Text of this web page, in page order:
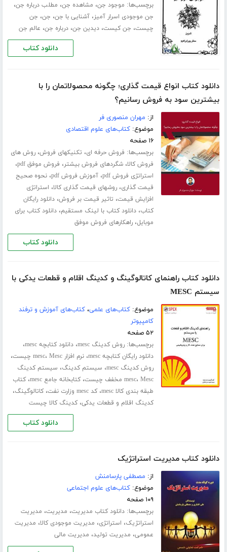
برچسب‌ها: موجود جن، مشاهده جن، مطلب درباره جن،
جن موجودی اسرار آمیز،آشنایی با جن، جن، جن
چیست، جن کیست،دیدین جن،درباره جن، عالم جن
دانلود کتاب
دانلود کتاب انواع قیمت گذاری؛ چگونه محصولاتمان را با
بیشترین سود به فروش رسانیم؟
از: مهران منصوری فر
موضوع:کتاب‌های علوم اقتصادی
۱۶ صفحه
برچسب‌ها: فروش حرفه ای، تکنیکهای فروش،روش های
فروش کالا،شگردهای فروش بیشتر، فروش موفق pdf ،
استراتژی فروش pdf ،آموزش فروش pdf ،نحوه صحیح
قیمت گذاری،روشهای قیمت گذاری کالا، استراتژی
افزایش قیمت، تاثیر قیمت بر فروش،دانلود رایگان
کتاب،دانلود کتاب با لینک مستقیم،دانلود کتاب برای
موبایل،راهکارهای فروش موفق
دانلود کتاب
دانلود کتاب راهنمای کاتالوگینگ و کدینگ اقلام و قطعات یدکی با
سیستم MESC
موضوع:کتاب‌های علمی،کتاب‌های آموزش و ترفند
کامپیوتر
۵۲ صفحه
برچسب‌ها:روش کدینگ mesc ،دانلود کتابچه mesc ،
دانلود رایگان کتابچه mesc ،نرم افزار mesc ، Mesc چیست ،
روش کدینگ mesc ، سیستم کدینگ، سیستم کدینگ
mesc، Mesc مخفف چیست ،کتابخانه جامع mesc ،کتاب
طبقه بندی کالا mesc
،کد mesc وزارت نفت ،کاتالوگینگ،
کدینگ اقلام و قطعات یدکی،کدینگ کالا چیست
دانلود کتاب
دانلود کتاب مدیریت استراتژیک
از: مصطفی پارسامنش
موضوع:کتاب‌های علوم اجتماعی
۱۰۹ صفحه
برچسب‌ها:دانلود کتاب مدیریت، مدیریت، مدیریت
استراتژیک، استراتژی، مدیریت موجودی کالا، مدیریت
عمومی، مدیریت تولید، مدیریت مالی